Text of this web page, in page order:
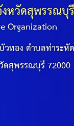
หวัดสุพรรณบุ
Organization
ทอง ตำบลท่าระหั
ดสุพรรณบุรี 72000